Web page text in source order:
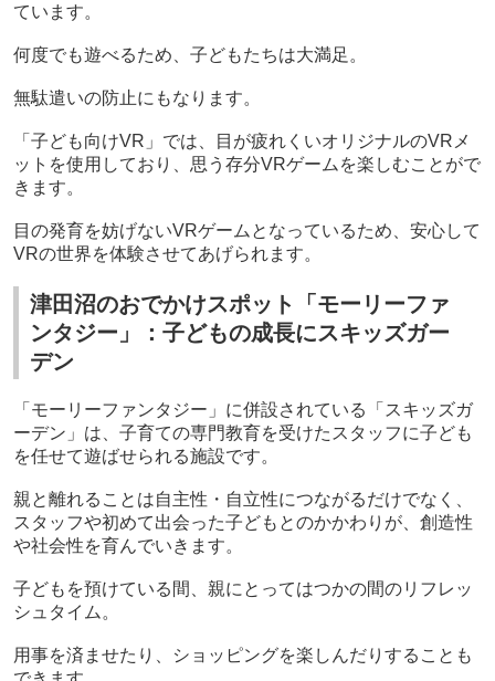
ています。
何度でも遊べるため、子どもたちは大満足。
無駄遣いの防止にもなります。
「子ども向けVR」では、目が疲れくいオリジナルのVRメ
ットを使用しており、思う存分VRゲームを楽しむことがで
きます。
目の発育を妨げないVRゲームとなっているため、安心して
VRの世界を体験させてあげられます。
津田沼のおでかけスポット「モーリーファ
ンタジー」：子どもの成長にスキッズガー
デン
「モーリーファンタジー」に併設されている「スキッズガ
ーデン」は、子育ての専門教育を受けたスタッフに子ども
を任せて遊ばせられる施設です。
親と離れることは自主性・自立性につながるだけでなく、
スタッフや初めて出会った子どもとのかかわりが、創造性
や社会性を育んでいきます。
子どもを預けている間、親にとってはつかの間のリフレッ
シュタイム。
用事を済ませたり、ショッピングを楽しんだりすることも